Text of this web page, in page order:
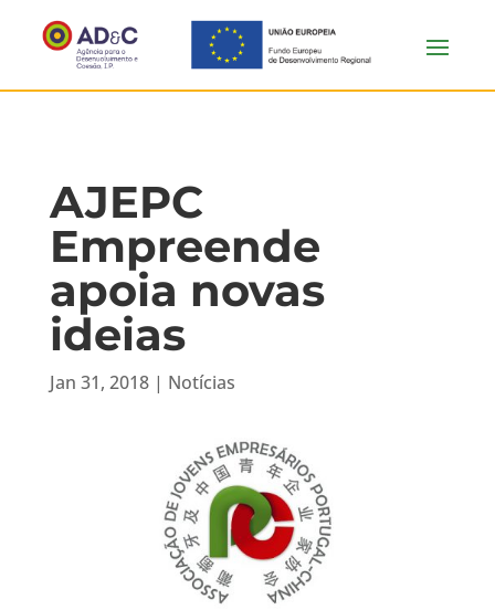
AJEPC
Empreende
apoia novas
ideias
Jan 31, 2018| Notícias